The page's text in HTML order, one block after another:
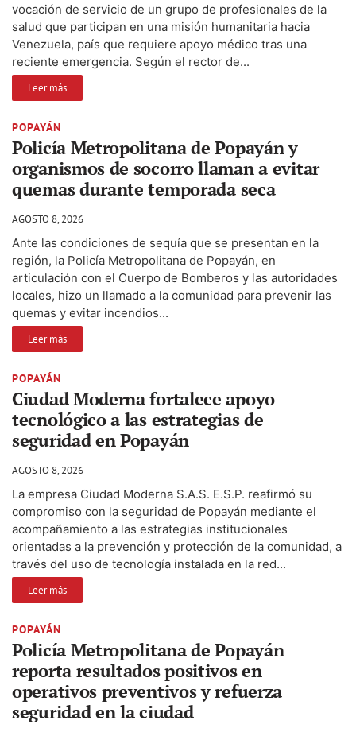
vocación de servicio de un grupo de profesionales de la
salud que participan en una misión humanitaria hacia
Venezuela, país que requiere apoyo médico tras una
reciente emergencia. Según el rector de...
Leer más
POPAYÁN
Policía Metropolitana de Popayán y
organismos de socorro llaman a evitar
quemas durante temporada seca
AGOSTO 8, 2026
Ante las condiciones de sequía que se presentan en la
región, la Policía Metropolitana de Popayán, en
articulación con el Cuerpo de Bomberos y las autoridades
locales, hizo un llamado a la comunidad para prevenir las
quemas y evitar incendios...
Leer más
POPAYÁN
Ciudad Moderna fortalece apoyo
tecnológico a las estrategias de
seguridad en Popayán
AGOSTO 8, 2026
La empresa Ciudad Moderna S.A.S. E.S.P. reafirmó su
compromiso con la seguridad de Popayán mediante el
acompañamiento a las estrategias institucionales
orientadas a la prevención y protección de la comunidad, a
través del uso de tecnología instalada en la red...
Leer más
POPAYÁN
Policía Metropolitana de Popayán
reporta resultados positivos en
operativos preventivos y refuerza
seguridad en la ciudad